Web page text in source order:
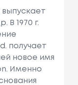
В 1970 г.
получает
новое имя
Именно